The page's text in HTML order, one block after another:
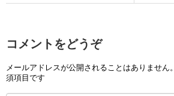
コメントをどうぞ
メールアドレスが公開されることはありません。
須項目です